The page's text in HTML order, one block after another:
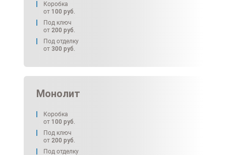
Коробка
от 100 руб.
Под ключ
от 200 руб.
Под отделку
от 300 руб.
Монолит
Коробка
от 100 руб.
Под ключ
от 200 руб.
Под отделку